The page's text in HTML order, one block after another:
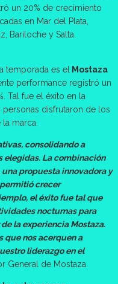
un 20% de crecimiento
en Mar del Plata,
Bariloche y Salta.
temporada es el Mostaza
performance registró un
Tal fue el éxito en la
disfrutaron de los
marca.
consolidando a
elegidas. La combinación
propuesta innovadora y
crecer
el éxito fue tal que
nocturnas para
la experiencia Mostaza.
que nos acerquen a
liderazgo en el
General de Mostaza.